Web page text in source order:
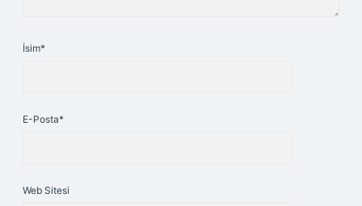
İsim*
E-Posta*
Web Sitesi